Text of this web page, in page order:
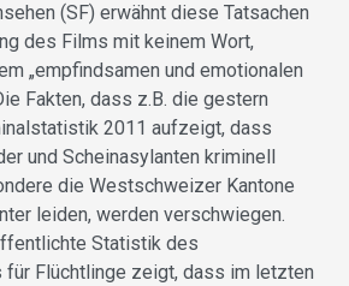
(SF) erwähnt diese Tatsachen
des Films mit keinem Wort,
„empfindsamen und emotionalen
Fakten, dass z.B. die gestern
2011 aufzeigt, dass
und Scheinasylanten kriminell
die Westschweizer Kantone
leiden, werden verschwiegen.
Statistik des
für Flüchtlinge zeigt, dass im letzten